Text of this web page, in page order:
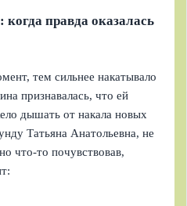
правда оказалась
тем сильнее накатывало
признавалась, что ей
дышать от накала новых
Татьяна Анатольевна, не
что-то почувствовав,